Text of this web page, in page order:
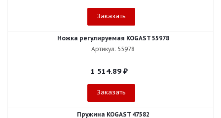
Заказать
Ножка регулируемая KOGAST 55978
Артикул: 55978
1 514.89 ₽
Заказать
Пружина KOGAST 47582